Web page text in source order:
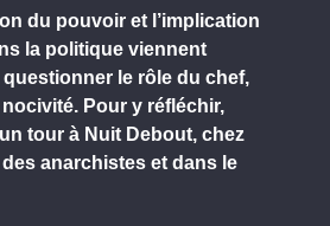
du pouvoir et l’implication
la politique viennent
le rôle du chef,
Pour y réfléchir,
tour à Nuit Debout, chez
des anarchistes et dans le